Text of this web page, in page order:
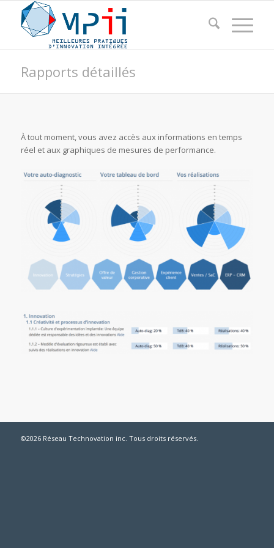
Rapports détaillés
À tout moment, vous avez accès aux informations en temps
réel et aux graphiques de mesures de performance.
©2026 Réseau Technovation inc. Tous droits réservés.